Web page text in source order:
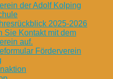
der Adolf Kolping
2025-2026
Sie Kontakt mit dem
auf.
Förderverein